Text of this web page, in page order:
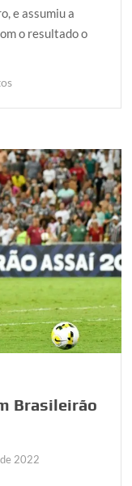
e assumiu a
o resultado o
Brasileirão
2022